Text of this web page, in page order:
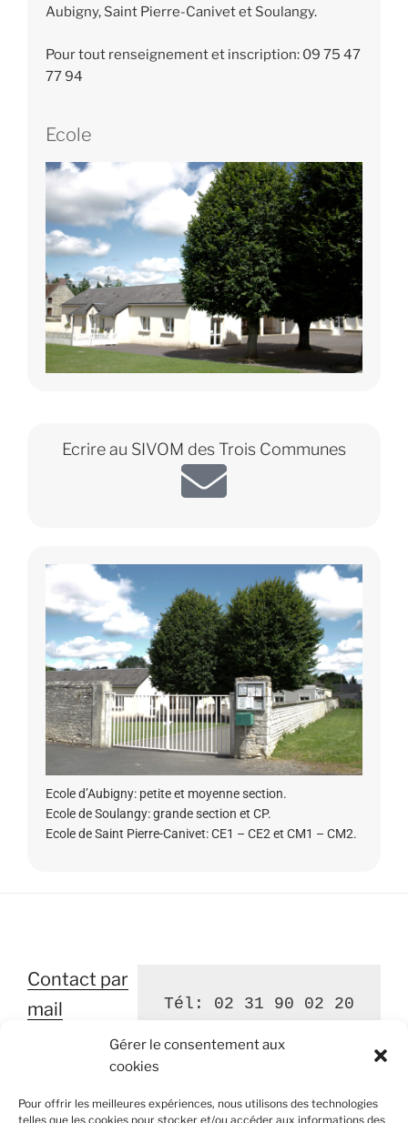
Gérer le consentement aux
cookies
Pour offrir les meilleures expériences, nous utilisons des technologies
telles que les cookies pour stocker et/ou accéder aux informations des
Aubigny, Saint Pierre-Canivet et Soulangy.
Pour tout renseignement et inscription: 09 75 47
77 94
Ecole
Ecrire au SIVOM des Trois Communes
Ecole d’Aubigny: petite et moyenne section.
Ecole de Soulangy: grande section et CP.
Ecole de Saint Pierre-Canivet: CE1 – CE2 et CM1 – CM2.
Contact par
mail
Tél: 02 31 90 02 20